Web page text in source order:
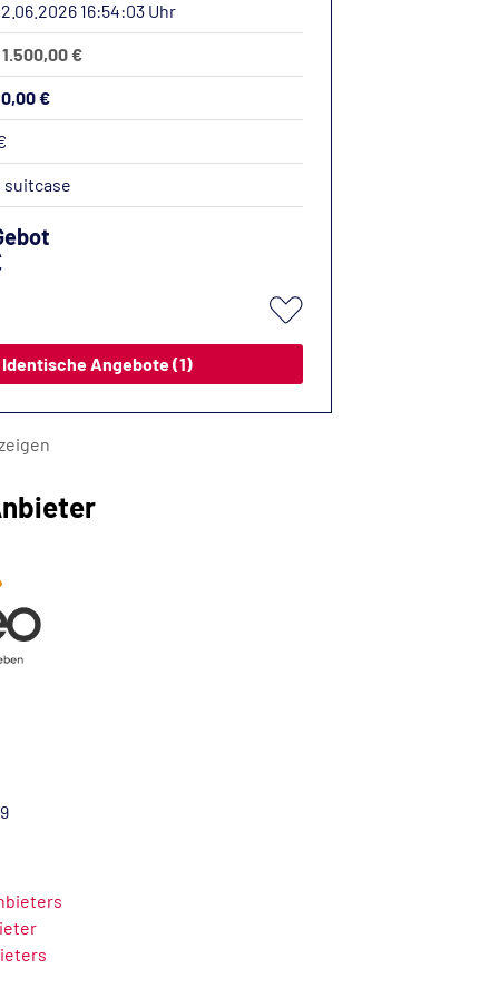
16:54:03 Uhr
€
€
suitcase
Identische Angebote (1)